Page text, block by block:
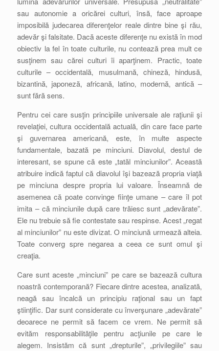
sau autonomie a oricărei culturi, însă, face aproape
imposibilă judecarea diferenţelor reale dintre bine şi rău,
adevăr şi falsitate. Dacă aceste diferenţe nu există în mod
obiectiv la fel în toate culturile, nu contează prea mult ce
susţinem sau cărei culturi îi aparţinem. Practic, toate
culturile – occidentală, musulmană, chineză, hindusă,
bizantină, japoneză, africană, latino, modernă, antică –
sunt fără sens.
Pentru cei care susţin principiile universale ale raţiunii şi
revelaţiei, cultura occidentală actuală, din care face parte
şi guvernarea americană, este, în multe aspecte
fundamentale, bazată pe minciuni. Diavolul, destul de
interesant, se spune că este „tatăl minciunilor”. Această
atribuire indică faptul că diavolul îşi bazează propria viaţă
pe minciuna despre propria lui valoare. Înseamnă de
asemenea că poate convinge fiinţe umane – care îl pot
imita – că minciunile după care trăiesc sunt „adevărate”.
Ele nu trebuie să fie contestate sau respinse. Acest „regat
al minciunilor” nu este divizat. O minciună urmează alteia.
Toate converg spre negarea a ceea ce sunt omul şi
creaţia.
Care sunt aceste „minciuni” pe care se bazează cultura
noastră contemporană? Fiecare dintre acestea, analizată,
neagă sau încalcă un principiu raţional sau un fapt
ştiinţific. Dar sunt considerate cu înverşunare „adevărate”
deoarece ne permit să facem ce vrem. Ne permit să
evităm responsabilităţile pentru acţiunile pe care le
alegem. Insistăm că sunt „drepturile”, „privilegiile” sau